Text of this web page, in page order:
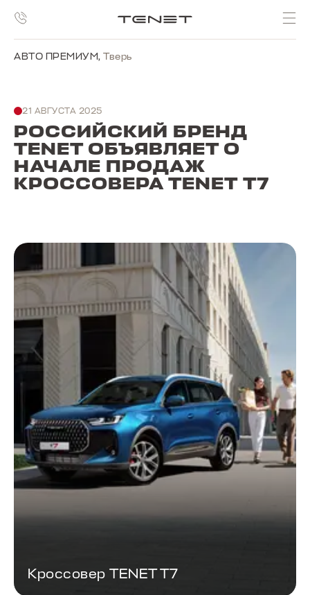
АВТО ПРЕМИУМ, Тверь
21 АВГУСТА 2025
РОССИЙСКИЙ БРЕНД
TENET ОБЪЯВЛЯЕТ О
НАЧАЛЕ ПРОДАЖ
КРОССОВЕРА TENET T7
Кроссовер TENET T7